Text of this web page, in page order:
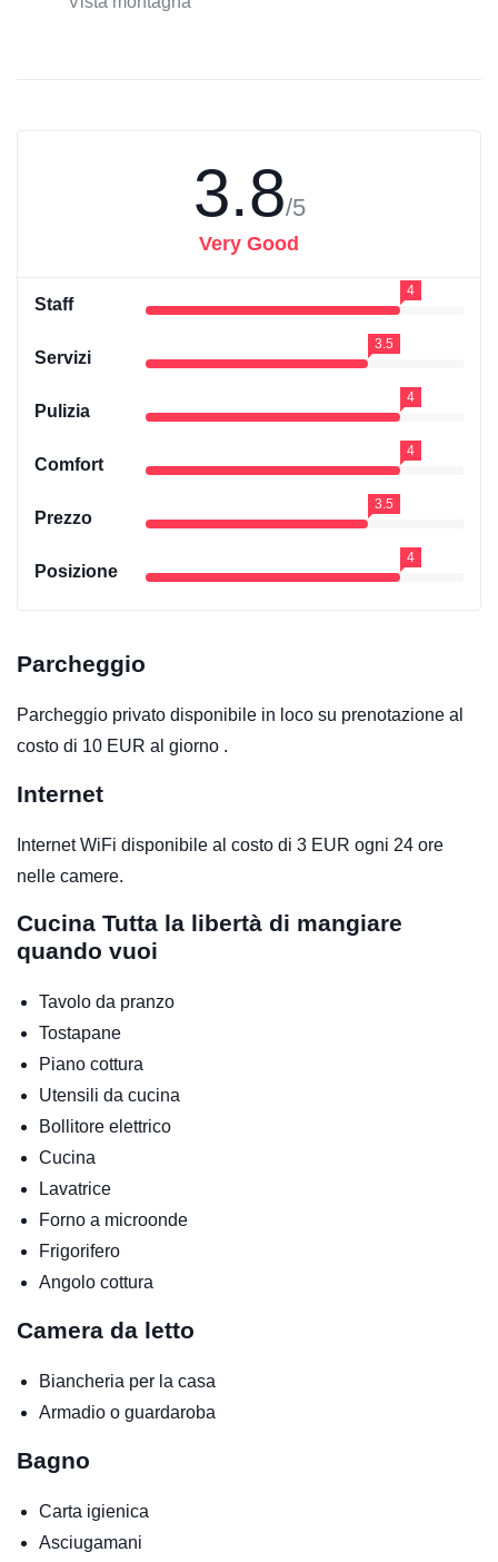
3.8/5
Very Good
Staff
4
Servizi
3.5
Pulizia
4
Comfort
4
Prezzo
3.5
Posizione
4
Parcheggio
Parcheggio privato disponibile in loco su prenotazione al
costo di 10 EUR al giorno .
Internet
Internet WiFi disponibile al costo di 3 EUR ogni 24 ore
nelle camere.
Cucina Tutta la libertà di mangiare
quando vuoi
Tavolo da pranzo
Tostapane
Piano cottura
Utensili da cucina
Bollitore elettrico
Cucina
Lavatrice
Forno a microonde
Frigorifero
Angolo cottura
Camera da letto
Biancheria per la casa
Armadio o guardaroba
Bagno
Carta igienica
Asciugamani